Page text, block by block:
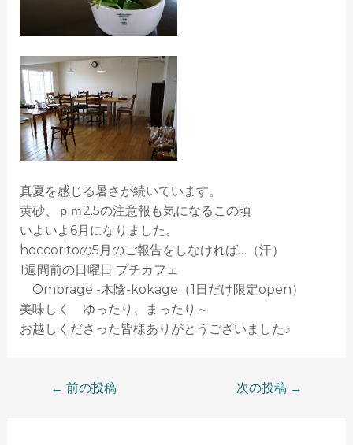
真夏を感じる暑さが続いています。
黄砂、ｐｍ2.5の注意報も気になるこの頃
いよいよ6月になりました。
hoccoritoの5月のご報告をしなければ…（汗）
1週間前の日曜日 プチカフェ
Ombrage -木陰-kokage（1日だけ限定open）
美味しく ゆったり、まったり～
お越しくださった皆様ありがとうございました♪
← 前の投稿 次の投稿 →